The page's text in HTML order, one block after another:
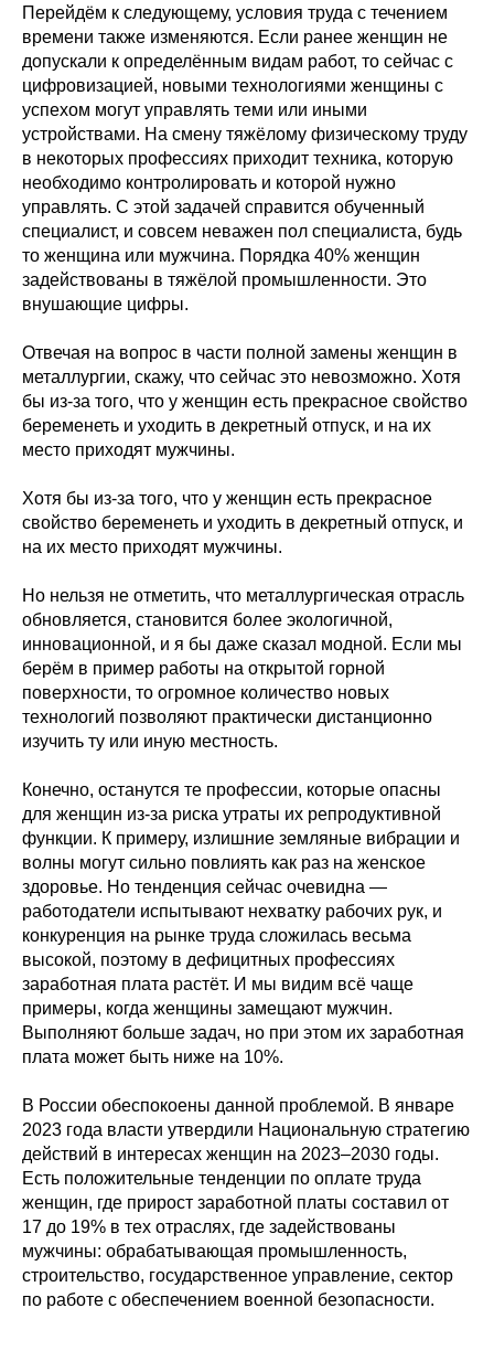
Перейдём к следующему, условия труда с течением
времени также изменяются. Если ранее женщин не
допускали к определённым видам работ, то сейчас с
цифровизацией, новыми технологиями женщины с
успехом могут управлять теми или иными
устройствами. На смену тяжёлому физическому труду
в некоторых профессиях приходит техника, которую
необходимо контролировать и которой нужно
управлять. С этой задачей справится обученный
специалист, и совсем неважен пол специалиста, будь
то женщина или мужчина. Порядка 40% женщин
задействованы в тяжёлой промышленности. Это
внушающие цифры.
Отвечая на вопрос в части полной замены женщин в
металлургии, скажу, что сейчас это невозможно. Хотя
бы из-за того, что у женщин есть прекрасное свойство
беременеть и уходить в декретный отпуск, и на их
место приходят мужчины.
Хотя бы из-за того, что у женщин есть прекрасное
свойство беременеть и уходить в декретный отпуск, и
на их место приходят мужчины.
Но нельзя не отметить, что металлургическая отрасль
обновляется, становится более экологичной,
инновационной, и я бы даже сказал модной. Если мы
берём в пример работы на открытой горной
поверхности, то огромное количество новых
технологий позволяют практически дистанционно
изучить ту или иную местность.
Конечно, останутся те профессии, которые опасны
для женщин из-за риска утраты их репродуктивной
функции. К примеру, излишние земляные вибрации и
волны могут сильно повлиять как раз на женское
здоровье. Но тенденция сейчас очевидна —
работодатели испытывают нехватку рабочих рук, и
конкуренция на рынке труда сложилась весьма
высокой, поэтому в дефицитных профессиях
заработная плата растёт. И мы видим всё чаще
примеры, когда женщины замещают мужчин.
Выполняют больше задач, но при этом их заработная
плата может быть ниже на 10%.
В России обеспокоены данной проблемой. В январе
2023 года власти утвердили Национальную стратегию
действий в интересах женщин на 2023–2030 годы.
Есть положительные тенденции по оплате труда
женщин, где прирост заработной платы составил от
17 до 19% в тех отраслях, где задействованы
мужчины: обрабатывающая промышленность,
строительство, государственное управление, сектор
по работе с обеспечением военной безопасности.